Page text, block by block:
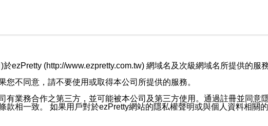
ezPretty (http://www.ezpretty.com.tw) 網域名及次級網域名所提供的服
不同意，請不要使用或取得本公司所提供的服務。
業務合作之第三方，並可能被本公司及第三方使用。通過註冊並同意
相一致。 如果用戶對於ezPretty網站的隱私權聲明或與個人資料相關